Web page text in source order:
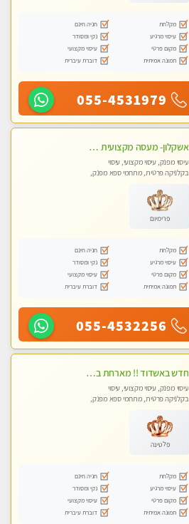
מקלחת
חניה חינם
עיסוי מרגיע
נקי ומסודר
מקום פרטי
עיסוי מקצועי
תמונה אמיתית
דוברת עיברית
055-4531979
אשקלון- מעסה מקצועית חדשה ואיכותית לעיסוי מרגיע ומפנק VIP-מומלץ לחלוטין! פרטי! ​​​​​​ Highly recommended
עיסוי מפנק, עיסוי מקצועי, עיסוי
בקלניקה פרטית, מתחמי ספא מפנק,
טנטרה
פרימיום
מקלחת
חניה חינם
עיסוי מרגיע
נקי ומסודר
מקום פרטי
עיסוי מקצועי
תמונה אמיתית
דוברת עיברית
055-4532256
חדש באשדוד !! מארחת בדירתי באופן פרטי ודיסקרטי מקום יפה מסודר נקי ואווירה נעימה יחס טוב בבית חםללא מין !!
עיסוי מפנק, עיסוי מקצועי, עיסוי
בקלניקה פרטית, מתחמי ספא מפנק,
פלטינה
מקלחת
חניה חינם
עיסוי מרגיע
נקי ומסודר
מקום פרטי
עיסוי מקצועי
תמונה אמיתית
דוברת עיברית